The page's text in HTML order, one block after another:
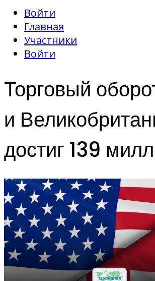
Войти
Главная
Участники
Войти
Торговый
и
достиг 139